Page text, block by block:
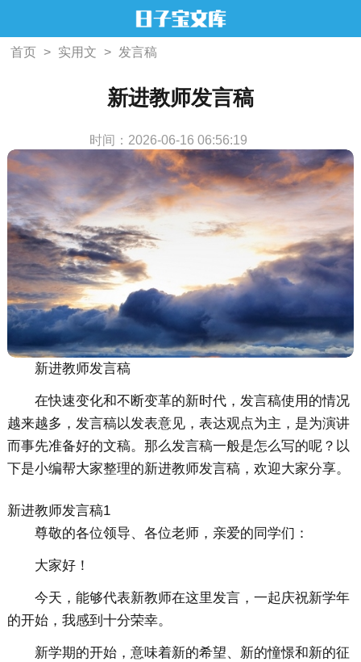
首页 > 实用文 > 发言稿
新进教师发言稿
时间：2026-06-16 06:56:19
新进教师发言稿
在快速变化和不断变革的新时代，发言稿使用的情况
越来越多，发言稿以发表意见，表达观点为主，是为演讲
而事先准备好的文稿。那么发言稿一般是怎么写的呢？以
下是小编帮大家整理的新进教师发言稿，欢迎大家分享。
新进教师发言稿1
尊敬的各位领导、各位老师，亲爱的同学们：
大家好！
今天，能够代表新教师在这里发言，一起庆祝新学年
的开始，我感到十分荣幸。
新学期的开始，意味着新的希望、新的憧憬和新的征